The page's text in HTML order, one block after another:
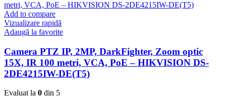
Add to compare
Vizualizare rapidă
Adaugă la favorite
Camera PTZ IP, 2MP, DarkFighter, Zoom optic
15X, IR 100 metri, VCA, PoE – HIKVISION DS-
2DE4215IW-DE(T5)
Evaluat la 0 din 5